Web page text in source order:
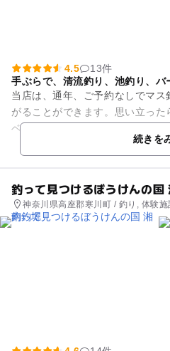
4.5
13件
手ぶらで、清流釣り、池釣り、バ
当店は、通年、ご予約なしでマ
がることができます。思い立っ
ベキューは要予約） 小さなお子様から大人の方まで、手ぶら
続きを
釣って見つけるぼうけんの国
神奈川県高座郡寒川町 / 釣り, 体験施